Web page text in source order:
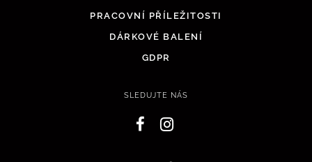
PRACOVNÍ PŘÍLEŽITOSTI
DÁRKOVÉ BALENÍ
GDPR
SLEDUJTE NÁS